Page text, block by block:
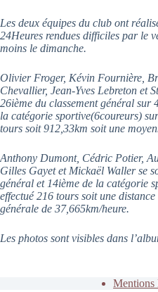
Les deux équipes du club ont
24Heures rendues difficiles par le
moins le dimanche.
Olivier Froger, Kévin Fournière,
Chevallier, Jean-Yves Lebreton et
26ième du classement général sur
la catégorie sportive(6coureurs)
tours soit 912,33km soit une
Anthony Dumont, Cédric Potier,
Gilles Gayet et Mickaël Waller se
général et 14ième de la catégorie
effectué 216 tours soit une
générale de 37,665km/heure.
Les photos sont visibles dans
Mentions